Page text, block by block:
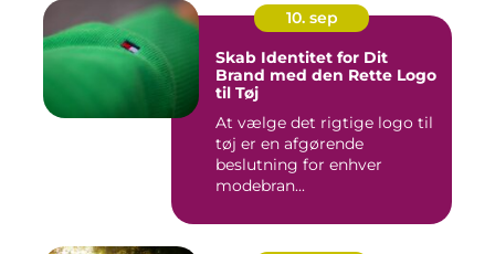
10. sep
Skab Identitet for Dit
Brand med den Rette Logo
til Tøj
At vælge det rigtige logo til
tøj er en afgørende
beslutning for enhver
modebran...